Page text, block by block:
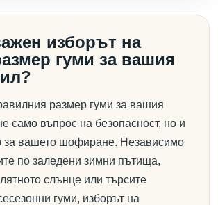
изборът на
гуми за вашия
размер гуми за вашия
само въпрос на безопасност, но и
за вашето шофиране. Независимо
по заледени зимни пътища,
слънце или търсите
гуми, изборът на